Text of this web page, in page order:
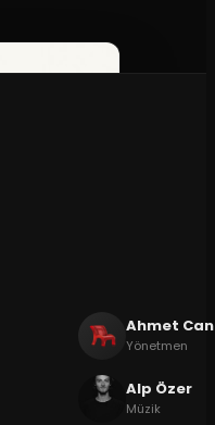
Ahmet
Yönetmen
Alp Özer
Müzik